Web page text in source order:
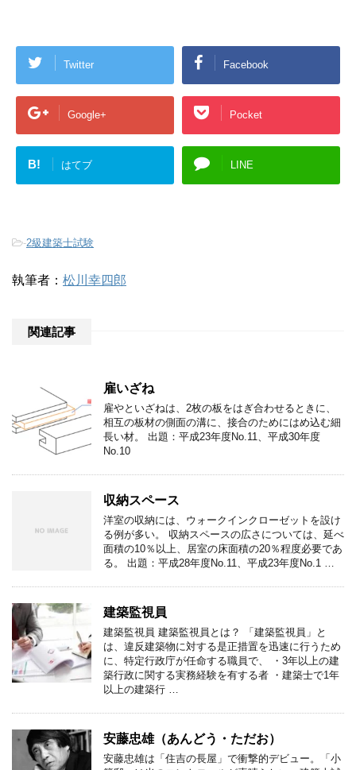
Twitter Facebook
Google+ Pocket
B! はてブ LINE
-2級建築士試験
執筆者： 松川幸四郎
関連記事
雇いざね
雇やといざねは、2枚の板をはぎ合わせるときに、
相互の板材の側面の溝に、接合のためにはめ込む細
長い材。 出題：平成23年度No.11、平成30年度
No.10
収納スペース
洋室の収納には、ウォークインクローゼットを設け
る例が多い。 収納スペースの広さについては、延べ
面積の10％以上、居室の床面積の20％程度必要であ
る。 出題：平成28年度No.11、平成23年度No.1 …
建築監視員
建築監視員 建築監視員とは？ 「建築監視員」と
は、違反建築物に対する是正措置を迅速に行うため
に、特定行政庁が任命する職員で、 ・3年以上の建
築行政に関する実務経験を有する者 ・建築士で1年
以上の建築行 …
安藤忠雄（あんどう・ただお）
安藤忠雄は「住吉の長屋」で衝撃的デビュー。「小